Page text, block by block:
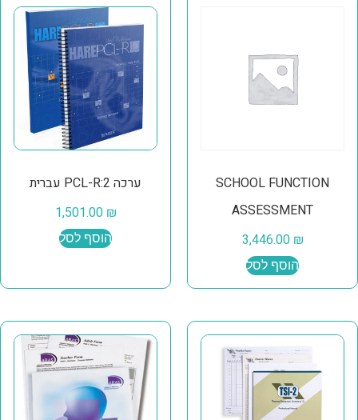
SCHOOL FUNCTION
ASSESSMENT
3,446.00 ₪
הוסף לסל
ערכה PCL-R:2 עברית
1,501.00 ₪
הוסף לסל